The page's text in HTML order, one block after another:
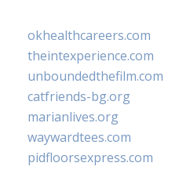
okhealthcareers.com
theintexperience.com
unboundedthefilm.com
catfriends-bg.org
marianlives.org
waywardtees.com
pidfloorsexpress.com